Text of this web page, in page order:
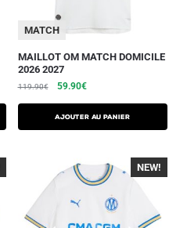
MATCH
MAILLOT OM MATCH DOMICILE
2026 2027
119.90€ 59.90€
AJOUTER AU PANIER
-40%
NEW!